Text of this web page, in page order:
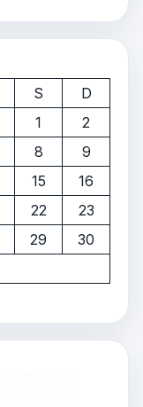
S
D
1
2
8
9
15
16
22
23
29
30